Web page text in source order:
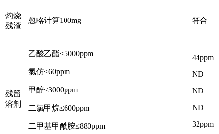
灼烧
残渣
忽略计算100mg 符合
残留
溶剂
乙酸乙酯≤5000ppm
氯仿≤60ppm
甲醇≤3000ppm
二氯甲烷≤600ppm
二甲基甲酰胺≤880ppm
44ppm
ND
ND
ND
32ppm